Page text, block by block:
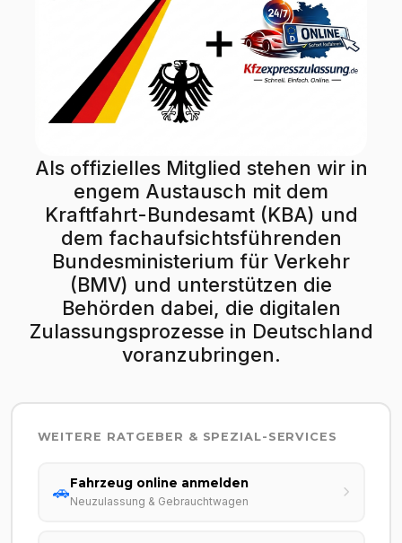
Als offizielles Mitglied stehen wir in
engem Austausch mit dem
Kraftfahrt-Bundesamt (KBA) und
dem fachaufsichtsführenden
Bundesministerium für Verkehr
(BMV) und unterstützen die
Behörden dabei, die digitalen
Zulassungsprozesse in Deutschland
voranzubringen.
WEITERE RATGEBER & SPEZIAL-SERVICES
🚗Fahrzeug online anmelden
Neuzulassung & Gebrauchtwagen